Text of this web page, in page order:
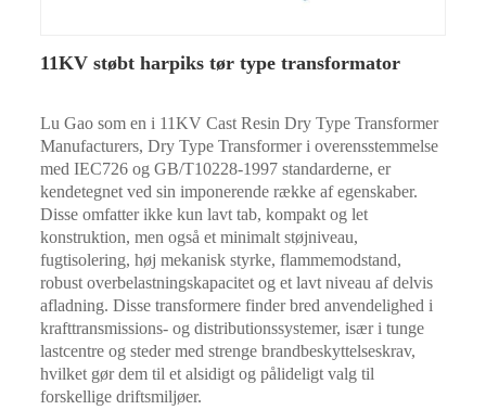
11KV støbt harpiks tør type transformator
Lu Gao som en i 11KV Cast Resin Dry Type Transformer
Manufacturers, Dry Type Transformer i overensstemmelse
med IEC726 og GB/T10228-1997 standarderne, er
kendetegnet ved sin imponerende række af egenskaber.
Disse omfatter ikke kun lavt tab, kompakt og let
konstruktion, men også et minimalt støjniveau,
fugtisolering, høj mekanisk styrke, flammemodstand,
robust overbelastningskapacitet og et lavt niveau af delvis
afladning. Disse transformere finder bred anvendelighed i
krafttransmissions- og distributionssystemer, især i tunge
lastcentre og steder med strenge brandbeskyttelseskrav,
hvilket gør dem til et alsidigt og pålideligt valg til
forskellige driftsmiljøer.